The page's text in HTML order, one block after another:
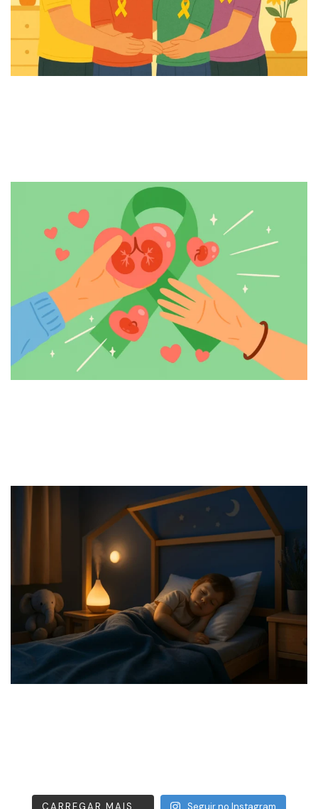
CARREGAR MAIS... Seguir no Instagram